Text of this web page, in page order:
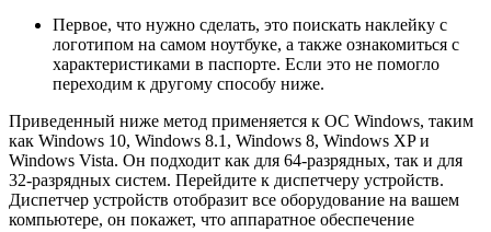
Первое, что нужно сделать, это поискать наклейку с
логотипом на самом ноутбуке, а также ознакомиться с
характеристиками в паспорте. Если это не помогло
переходим к другому способу ниже.
Приведенный ниже метод применяется к ОС Windows, таким
как Windows 10, Windows 8.1, Windows 8, Windows XP и
Windows Vista. Он подходит как для 64-разрядных, так и для
32-разрядных систем. Перейдите к диспетчеру устройств.
Диспетчер устройств отобразит все оборудование на вашем
компьютере, он покажет, что аппаратное обеспечение